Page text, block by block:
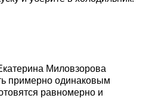
Миловзорова
примерно одинаковым
равномерно и